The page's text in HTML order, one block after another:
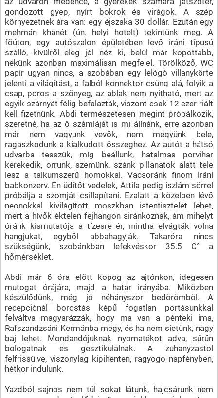
gondozott gyep, nyírt bokrok és virágok. A szép
környezetnek ára van: egy éjszaka 30 dollár. Ezután egy
mehmán khánét (ún. helyi hotelt) tekintünk meg. A
főúton, egy autószalon épületében levő iráni típusú
szálló, kívülről elég jól néz ki, belül már kopottabb,
nekünk azonban maximálisan megfelel. Törölköző, WC
papír ugyan nincs, a szobában egy lelógó villanykörte
jelenti a világítást, a falból konnektor csüng alá, folyik a
csap, poros a szőnyeg, az ablak nem nyitható, mert az
egyik szárnyát félig befalazták, viszont csak 12 ezer riált
kell fizetnünk. Abdi természetesen megint próbálkozik,
szeretné, ha az ő számláját is mi állnánk, erre azonban
már nem vagyunk vevők, nem megyünk bele,
ragaszkodunk a kialkudott összeghez. Az autót a hátsó
udvarba tesszük, míg beállunk, hatalmas porvihar
kerekedik, orrunk, szemünk, szánk pillanatok alatt tele
lesz a talkumszerű homokkal. Vacsoránk finom iráni
babkonzerv. Én üdítőt vedelek, Attila pedig iszlám sörrel
próbálja a szomját csillapítani. Ezalatt a közelben lévő
neonokkal kivilágított moszkban istentisztelet lehet,
mert a hívők éktelen fejhangon siránkoznak, ám mihelyt
óránk kismutatója a tízesre ér, mintha elvágták volna
hangjukat, egyből abbahagyják. Takaróra nincs
szükségünk, szobánkban lefekvéskor 35.5 C° a
hőmérséklet.
Abdi már 6 óra előtt kopog az ajtónkon, idegesen
mutogat órájára, majd a határ irányába. Miközben
készülődünk, még jó néhányszor bedörömböl. A
recepciónál borostás képű fogatlan portásunkkal
felváltva magyarázzák, hogy ma van a pénteki ima,
Rafszandzsáni Kermánba megy, és ha nem sietünk, nagy
baj lehet. Mondandójuknak nyomatékot adva, sűrűn
bólogatnak és gesztikulálnak. A zuhanyzástól
felfrissülve, viszonylag kipihenten, ragyogó napfényben,
hétkor indulunk.
Yazdból sajnos nem túl sokat látunk, hajcsárunk nem